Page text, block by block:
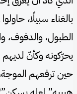
بالغناء سبيلًا،
الطبول، والدفوف،
يحرّكونه وكأنّ
حين ترفعهم